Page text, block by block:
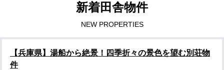
新着田舎物件
NEW PROPERTIES
【兵庫県】湯船から絶景！四季折々の景色を望む別荘物
件